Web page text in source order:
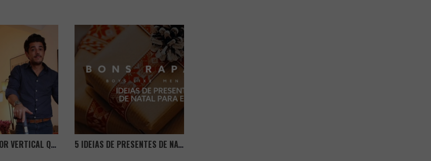
AEG | ASPIRADOR VERTICAL QX8 5 IDEIAS DE PRESENTES DE NATAL PARA ELE